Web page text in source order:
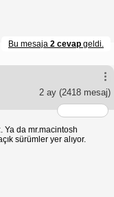
Bu mesaja 2 cevap geldi.
2 ay (2418 mesaj)
Ya da mr.macintosh
sürümler yer alıyor.